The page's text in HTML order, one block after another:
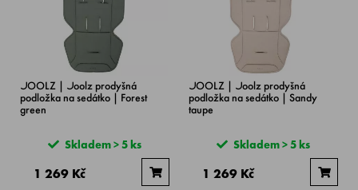
JOOLZ | Joolz prodyšná
podložka na sedátko | Forest
green
Skladem > 5 ks
1 269 Kč
JOOLZ | Joolz prodyšná
podložka na sedátko | Sandy
taupe
Skladem > 5 ks
1 269 Kč